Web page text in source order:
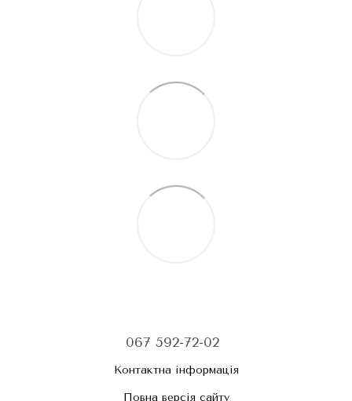
067 592-72-02
Контактна інформація
Повна версія сайту